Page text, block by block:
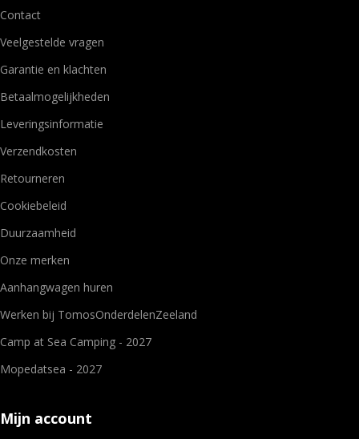
Contact
Veelgestelde vragen
Garantie en klachten
Betaalmogelijkheden
Leveringsinformatie
Verzendkosten
Retourneren
Cookiebeleid
Duurzaamheid
Onze merken
Aanhangwagen huren
Werken bij TomosOnderdelenZeeland
Camp at Sea Camping - 2027
Mopedatsea - 2027
Mijn account